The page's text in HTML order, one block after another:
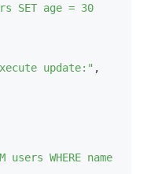
SET age = 30
update:" ,
users WHERE name